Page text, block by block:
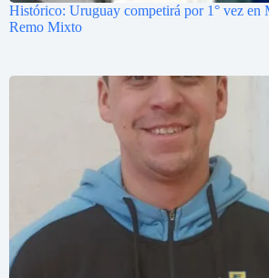
Histórico: Uruguay competirá por 1° vez en
Remo Mixto